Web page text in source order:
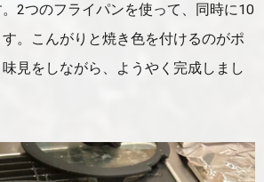
2つのフライパンを使って、同時に10
。こんがりと焼き色を付けるのがポ
見をしながら、ようやく完成しまし